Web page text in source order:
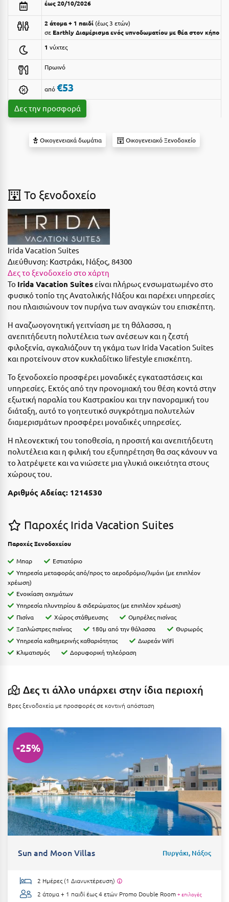
Αργολίδα
Αριδαία
Αρκαδία
Αρκίτσα
Αρτέμιδα
Αρχαία Ολυμπία
Αττική
Β
Βansko
Βόλος
Βραχάτι Κορινθίας
Βυτίνα
Γ
Γαλαξiδι
Γλυφάδα
Γρεβενά
Γύθειο
Δ
Δελφοί
Διακοπτό
Ε
Ελούντα Κρήτης
Ερέτρια
Ερμιόνη
Εύβοια
Ευρυτανία
Ζ
Ζαγοροχώρια
Η
Ηράκλειο
Θ
Θάσος
Θεσσαλονίκη
Ι
Ικαρία
Ξενοδοχεία 4 Αστέρων
Ξενοδοχεία 5 Αστέρων
Βίλες
Κρουαζιέρες
Ενοικιαζόμενα Δωμάτια
Ξενώνες
Camping
Suites
Δες όλες τις προσφορές
Δες όλα τα πακέτα διακοπών
έως 20/10/2026
2 άτομα + 1 παιδί έως 3 ετών
σε Earthly Διαμέρισμα ενός υπνοδωματίου με θέα στον κήπο
1 νύχτες
Πρωινό
από €53
Δες την προσφορά
Οικογενειακά δωμάτια Οικογενειακό Ξενοδοχείο
To ξενοδοχείο
Irida Vacation Suites
Διεύθυνση: Καστράκι, Νάξος, 84300
Δες το ξενοδοχείο στο χάρτη
Το Irida Vacation Suitesείναι πλήρως ενσωματωμένο στο
φυσικό τοπίο της Ανατολικής Νάξου και παρέχει υπηρεσίες
που πλαισιώνουν τον πυρήνα των αναγκών του επισκέπτη.
Η αναζωογονητική γειτνίαση με τη θάλασσα, η
ανεπιτήδευτη πολυτέλεια των ανέσεων και η ζεστή
φιλοξενία, αγκαλιάζουν τη γκάμα των Irida Vacation Suites
και προτείνουν στον κυκλαδίτικο lifestyle επισκέπτη.
Το ξενοδοχείο προσφέρει μοναδικές εγκαταστάσεις και
υπηρεσίες. Εκτός από την προνομιακή του θέση κοντά στην
εξωτική παραλία του Καστρακίου και την πανοραμική του
διάταξη, αυτό το γοητευτικό συγκρότημα πολυτελών
διαμερισμάτων προσφέρει μοναδικές υπηρεσίες.
Η πλεονεκτική του τοποθεσία, η προσιτή και ανεπιτήδευτη
πολυτέλεια και η φιλική του εξυπηρέτηση θα σας κάνουν να
το λατρέψετε και να νιώσετε μια γλυκιά οικειότητα στους
χώρους του.
Αριθμός Aδείας: 1214530
Παροχές Irida Vacation Suites
Παροχές Ξενοδοχείου
Μπαρ
Εστιατόριο
Υπηρεσία μεταφοράς από/προς το αεροδρόμιο/λιμάνι (με επιπλέον
χρέωση)
Ενοικίαση οχημάτων
Υπηρεσία πλυντηρίου & σιδερώματος (με επιπλέον χρέωση)
Πισίνα
Χώρος στάθμευσης
Ομπρέλες πισίνας
Ξαπλώστρες πισίνας
180μ από την θάλασσα
Θυρωρός
Υπηρεσία καθημερινής καθαριότητας
Δωρεάν WiFi
Κλιματισμός
Δορυφορική τηλεόραση
Δες τι άλλο υπάρχει στην ίδια περιοχή
Βρες ξενοδοχεία με προσφορές σε κοντινή απόσταση
-25%
Sun and Moon Villas Πυργάκι, Νάξος
2 Ημέρες (1 Διανυκτέρευση)
2 άτομα + 1 παιδί έως 4 ετών Promo Double Room + επιλογές